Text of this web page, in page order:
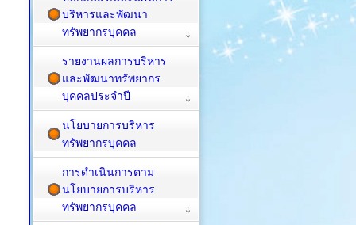
บริหารและพัฒนา
ทรัพยากรบุคคล
รายงานผลการบริหาร
และพัฒนาทรัพยากร
บุคคลประจำปี
นโยบายการบริหาร
ทรัพยากรบุคคล
การดำเนินการตาม
นโยบายการบริหาร
ทรัพยากรบุคคล